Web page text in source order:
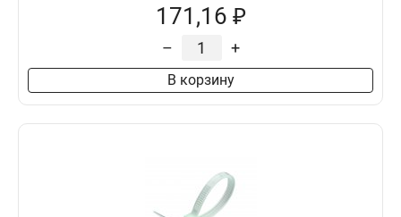
171,16 ₽
– +
В корзину